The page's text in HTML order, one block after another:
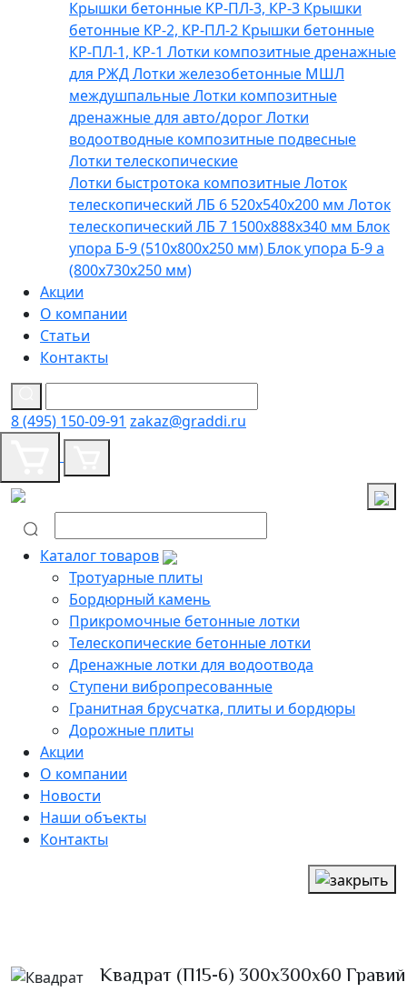
Крышки бетонные КР-ПЛ-3, КР-3 Крышки
бетонные КР-2, КР-ПЛ-2 Крышки бетонные
КР-ПЛ-1, КР-1 Лотки композитные дренажные
для РЖДЛотки железобетонные МШЛ
междушпальныеЛотки композитные
дренажные для авто/дорогЛотки
водоотводные композитные подвесные
Лотки телескопические
Лотки быстротока композитныеЛоток
телескопический ЛБ 6 520х540х200 мм Лоток
телескопический ЛБ 7 1500х888х340 мм Блок
упора Б-9 (510х800х250 мм) Блок упора Б-9 а
(800х730х250 мм)
Акции
О компании
Статьи
Контакты
8 (495) 150-09-91 zakaz@graddi.ru
Каталог товаров
Тротуарные плиты
Бордюрный камень
Прикромочные бетонные лотки
Телескопические бетонные лотки
Дренажные лотки для водоотвода
Ступени вибропресованные
Гранитная брусчатка, плиты и бордюры
Дорожные плиты
Акции
О компании
Новости
Наши объекты
Контакты
Квадрат (П15-6) 300х300х60